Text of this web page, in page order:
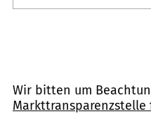
Wir bitten um
Markttransparenzstelle